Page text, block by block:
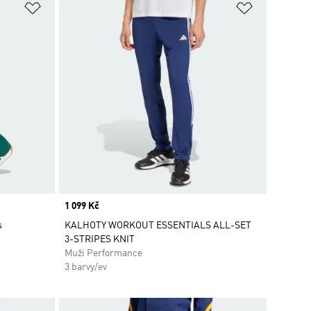
Přidat do seznamu přání
Price
1 099 Kč
KALHOTY WORKOUT ESSENTIALS ALL-SET
3-STRIPES KNIT
Muži Performance
3 barvy/ev